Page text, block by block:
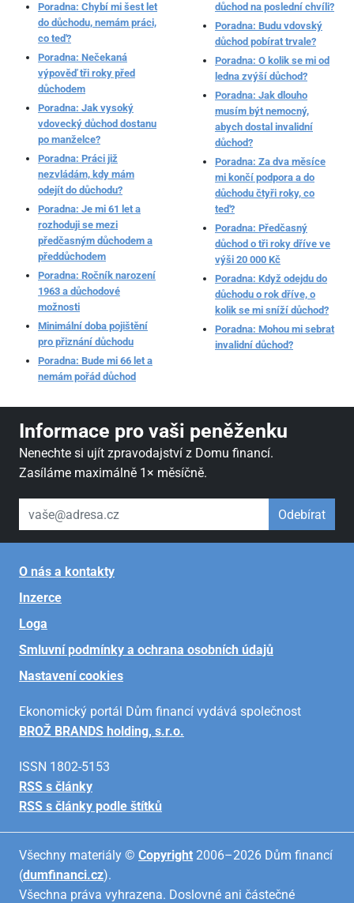
Poradna: Chybí mi šest let
do důchodu, nemám práci,
co teď?
Poradna: Nečekaná
výpověď tři roky před
důchodem
Poradna: Jak vysoký
vdovecký důchod dostanu
po manželce?
Poradna: Práci již
nezvládám, kdy mám
odejít do důchodu?
Poradna: Je mi 61 let a
rozhoduji se mezi
předčasným důchodem a
předdůchodem
Poradna: Ročník narození
1963 a důchodové
možnosti
Minimální doba pojištění
pro přiznání důchodu
Poradna: Bude mi 66 let a
nemám pořád důchod
důchod na poslední chvíli?
Poradna: Budu vdovský
důchod pobírat trvale?
Poradna: O kolik se mi od
ledna zvýší důchod?
Poradna: Jak dlouho
musím být nemocný,
abych dostal invalidní
důchod?
Poradna: Za dva měsíce
mi končí podpora a do
důchodu čtyři roky, co
teď?
Poradna: Předčasný
důchod o tři roky dříve ve
výši 20 000 Kč
Poradna: Když odejdu do
důchodu o rok dříve, o
kolik se mi sníží důchod?
Poradna: Mohou mi sebrat
invalidní důchod?
Informace pro vaši peněženku
Nenechte si ujít zpravodajství z Domu financí.
Zasíláme maximálně 1× měsíčně.
váš email Odebírat
O nás a kontakty
Inzerce
Loga
Smluvní podmínky a ochrana osobních údajů
Nastavení cookies
Ekonomický portál Dům financí vydává společnost
BROŽ BRANDS holding, s.r.o.
ISSN 1802-5153
RSS s články
RSS s články podle štítků
Všechny materiály © Copyright 2006–2026 Dům financí
(dumfinanci.cz).
Všechna práva vyhrazena. Doslovné ani částečné